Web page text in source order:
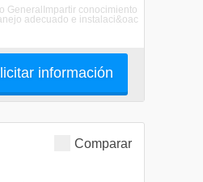
GeneralImpartir conocimiento
adecuado e instalaci&oac
información
Comparar